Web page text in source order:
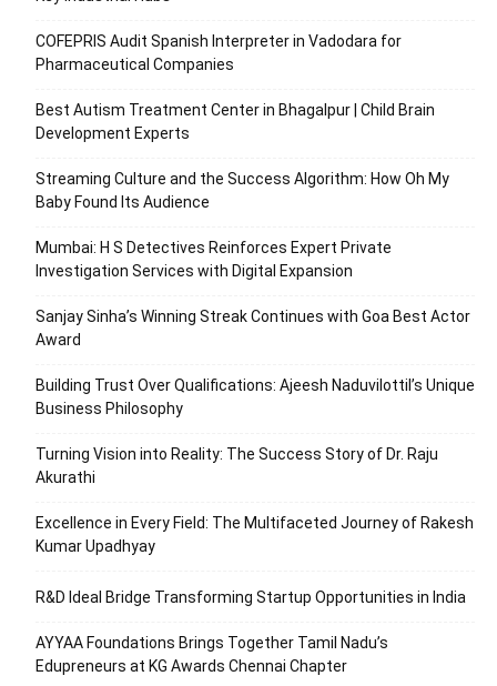
COFEPRIS Audit Spanish Interpreter in Vadodara for
Pharmaceutical Companies
Best Autism Treatment Center in Bhagalpur | Child Brain
Development Experts
Streaming Culture and the Success Algorithm: How Oh My
Baby Found Its Audience
Mumbai: H S Detectives Reinforces Expert Private
Investigation Services with Digital Expansion
Sanjay Sinha’s Winning Streak Continues with Goa Best Actor
Award
Building Trust Over Qualifications: Ajeesh Naduvilottil’s Unique
Business Philosophy
Turning Vision into Reality: The Success Story of Dr. Raju
Akurathi
Excellence in Every Field: The Multifaceted Journey of Rakesh
Kumar Upadhyay
R&D Ideal Bridge Transforming Startup Opportunities in India
AYYAA Foundations Brings Together Tamil Nadu’s
Edupreneurs at KG Awards Chennai Chapter